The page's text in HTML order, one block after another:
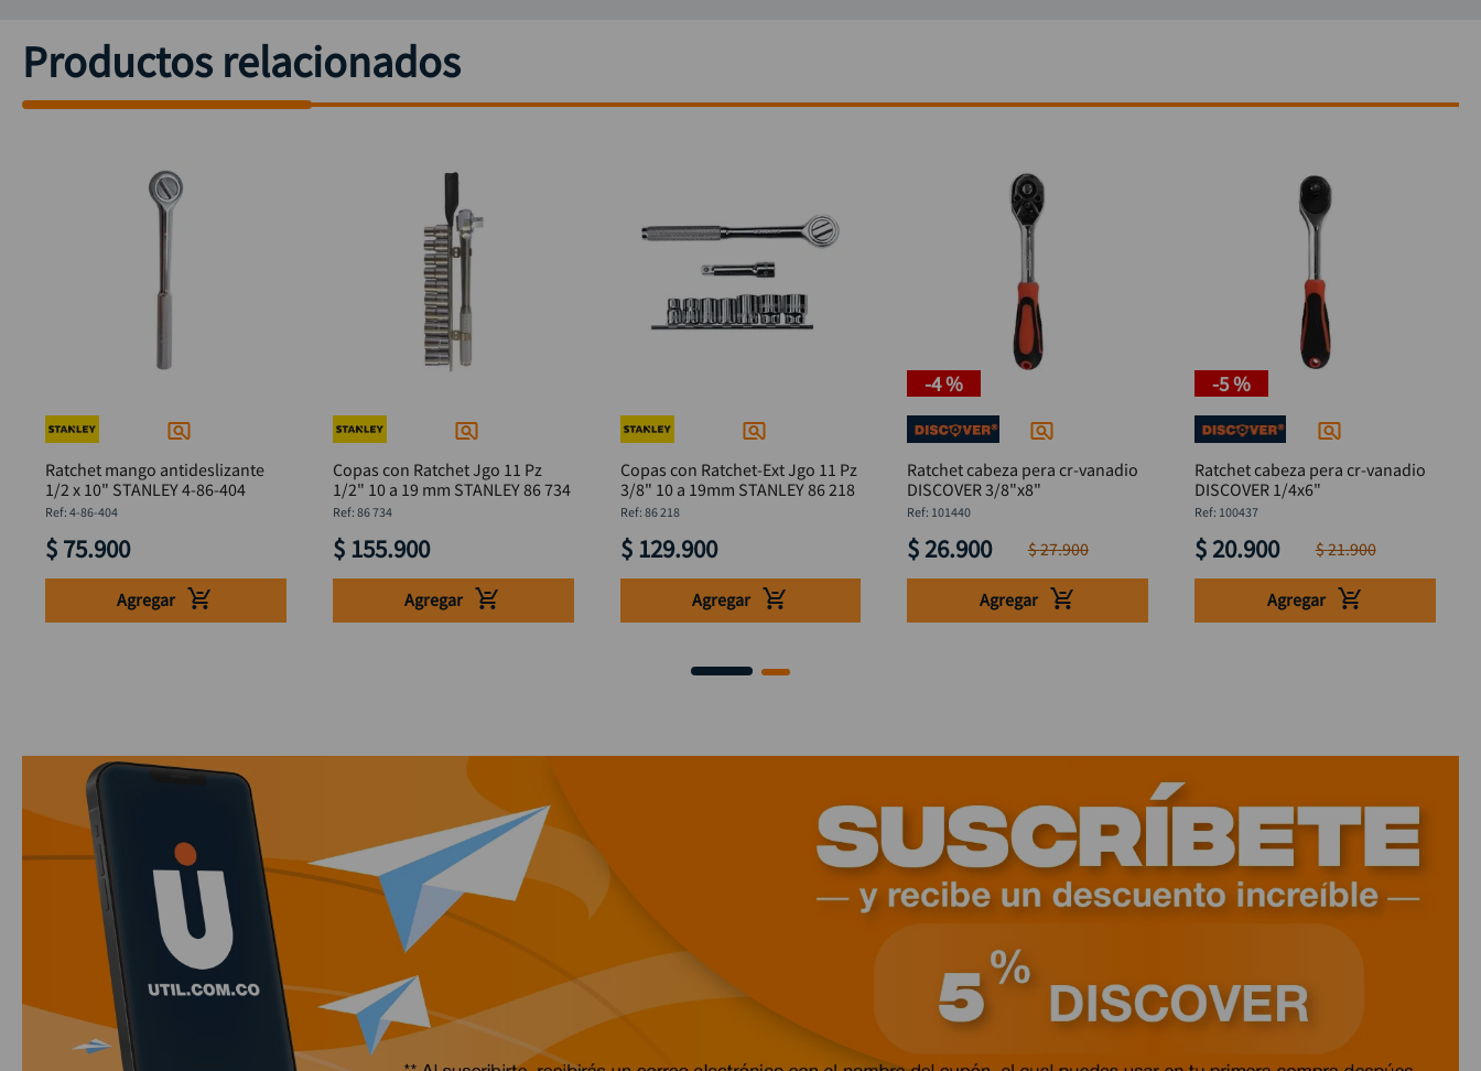
Productos relacionados
Ratchet mango antideslizante
1/2 x 10" STANLEY 4-86-404
: 4-86-404
$ 75.900
Agregar
Copas con Ratchet Jgo 11 Pz
1/2" 10 a 19 mm STANLEY 86 734
: 86 734
$ 155.900
Agregar
Copas con Ratchet-Ext Jgo 11 Pz
3/8" 10 a 19mm STANLEY 86 218
: 86 218
$ 129.900
Agregar
-4 %
Ratchet cabeza pera cr-vanadio
DISCOVER 3/8"x8"
: 101440
$ 26.900 $27.900
Agregar
-5 %
Ratchet cabeza pera cr-vanadio
DISCOVER 1/4x6"
: 100437
$ 20.900 $21.900
Agregar